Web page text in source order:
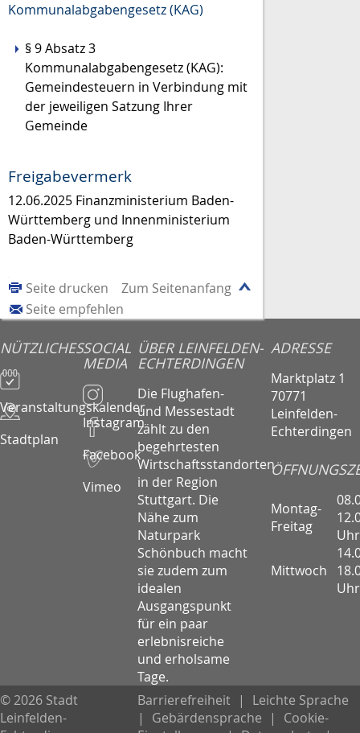
Kommunalabgabengesetz (KAG)
§ 9 Absatz 3
Kommunalabgabengesetz (KAG):
Gemeindesteuern in Verbindung mit
der jeweiligen Satzung Ihrer
Gemeinde
Freigabevermerk
12.06.2025 Finanzministerium Baden-
Württemberg und Innenministerium
Baden-Württemberg
Zum Seitenanfang
Seite drucken
Seite empfehlen
NÜTZLICHES
Veranstaltungskalender
Stadtplan
SOCIAL
MEDIA
Instagram
Facebook
Vimeo
ÜBER LEINFELDEN-
ECHTERDINGEN
Die Flughafen-
und Messestadt
zählt zu den
begehrtesten
Wirtschaftsstandorten
in der Region
Stuttgart. Die
Nähe zum
Naturpark
Schönbuch macht
sie zudem zum
idealen
Ausgangspunkt
für ein paar
erlebnisreiche
und erholsame
Tage.
ADRESSE
Marktplatz 1
70771
Leinfelden-
Echterdingen
Montag-
Freitag
Uhr
Mittwoch
Uhr
© 2026 Stadt
Leinfelden-
Barrierefreiheit |
Leichte Sprache
|
Gebärdensprache |
Cookie-